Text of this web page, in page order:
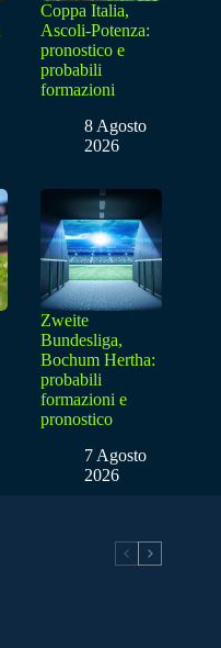
Coppa Italia,
Ascoli-Potenza:
pronostico e
probabili
formazioni
8 Agosto
2026
Zweite
Bundesliga,
Bochum Hertha:
probabili
formazioni e
pronostico
7 Agosto
2026